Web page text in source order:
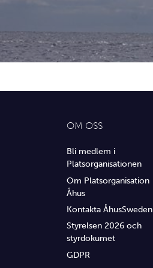
OM OSS
Bli medlem i
Platsorganisationen
Om Platsorganisation
Åhus
Kontakta ÅhusSweden
Styrelsen 2026 och
styrdokumet
GDPR